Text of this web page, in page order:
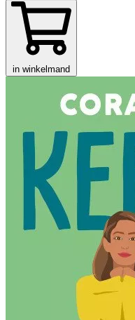
in winkelmand